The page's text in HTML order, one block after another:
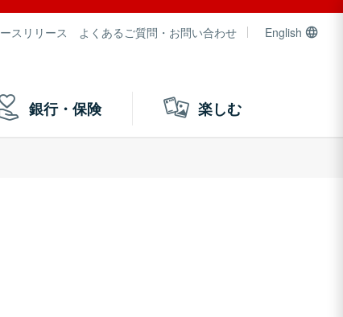
スリリース よくあるご質問・お問い合わせ English
銀行・保険 楽しむ